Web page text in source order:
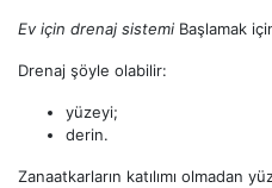
Ev için drenaj sistemi Başlamak
Drenaj şöyle olabilir:
yüzeyi;
derin.
Zanaatkarların katılımı olmadan